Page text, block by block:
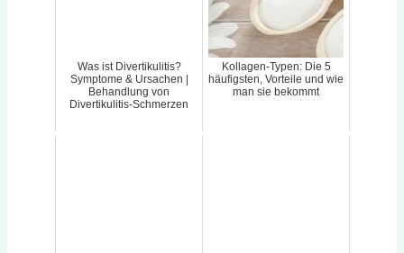
Was ist Divertikulitis?
Symptome & Ursachen |
Behandlung von
Divertikulitis-Schmerzen
Kollagen-Typen: Die 5
häufigsten, Vorteile und wie
man sie bekommt